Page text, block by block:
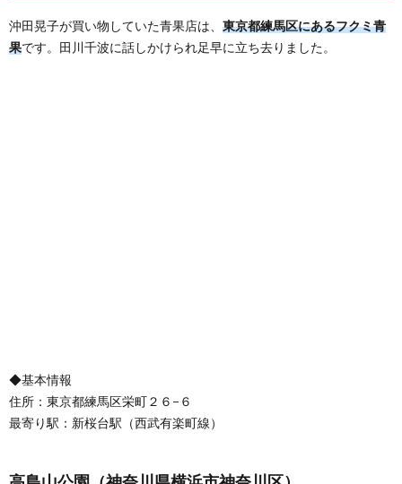
沖田晃子が買い物していた青果店は、 東京都練馬区にあるフクミ青
果です。田川千波に話しかけられ足早に立ち去りました。
◆基本情報
住所：東京都練馬区栄町２６−６
最寄り駅：新桜台駅（西武有楽町線）